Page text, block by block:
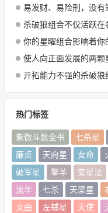
易发财、易险刑，没有
杀破狼组合不仅活跃在各个行
你的星曜组合影响着
使人向正面发展的两颗
开拓能力不强的杀破狼
热门标签
紫微斗数全书 七杀星
廉贞
天府星 女命
破军星
擎羊 安星法
流年
七杀 天梁星
文曲
左辅星 天使